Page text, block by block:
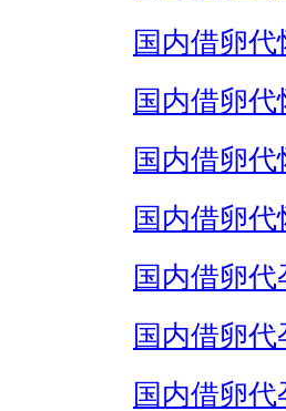
国内借卵代
国内借卵
国内借卵代
国内借卵代
国内借卵代
国内借卵代
国内借卵